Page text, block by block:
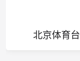
北京体育台